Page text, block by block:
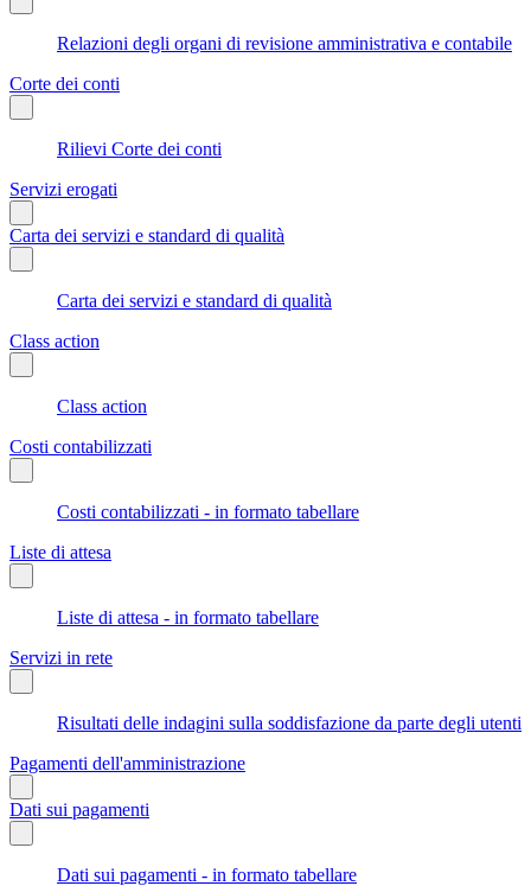
Relazioni degli organi di revisione amministrativa e contabile
Corte dei conti
Rilievi Corte dei conti
Servizi erogati
Carta dei servizi e standard di qualità
Carta dei servizi e standard di qualità
Class action
Class action
Costi contabilizzati
Costi contabilizzati - in formato tabellare
Liste di attesa
Liste di attesa - in formato tabellare
Servizi in rete
Risultati delle indagini sulla soddisfazione da parte degli utenti
Pagamenti dell'amministrazione
Dati sui pagamenti
Dati sui pagamenti - in formato tabellare